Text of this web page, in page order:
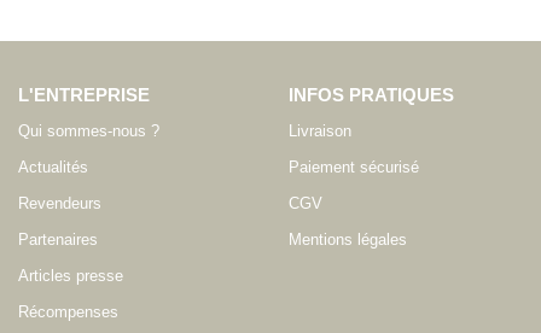
L'ENTREPRISE
Qui sommes-nous ?
Actualités
Revendeurs
Partenaires
Articles presse
Récompenses
INFOS PRATIQUES
Livraison
Paiement sécurisé
CGV
Mentions légales